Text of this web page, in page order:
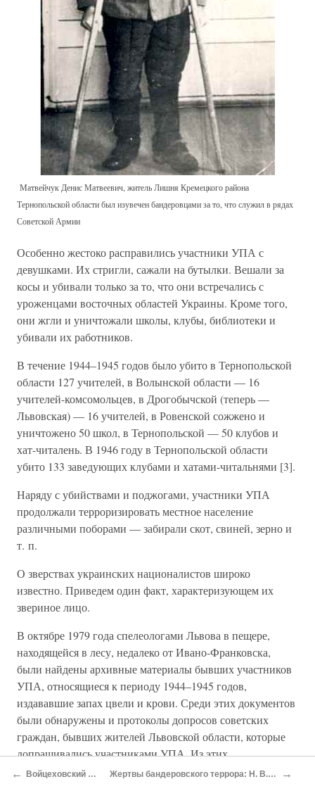
Матвейчук Денис Матвеевич, житель Лишня Кремецкого района
Тернопольской области был изувечен бандеровцами за то, что служил в рядах
Советской Армии
Особенно жестоко расправились участники УПА с
девушками. Их стригли, сажали на бутылки. Вешали за
косы и убивали только за то, что они встречались с
уроженцами восточных областей Украины. Кроме того,
они жгли и уничтожали школы, клубы, библиотеки и
убивали их работников.
В течение 1944–1945 годов было убито в Тернопольской
области 127 учителей, в Волынской области — 16
учителей-комсомольцев, в Дрогобычской (теперь —
Львовская) — 16 учителей, в Ровенской сожжено и
уничтожено 50 школ, в Тернопольской — 50 клубов и
хат-читалень. В 1946 году в Тернопольской области
убито 133 заведующих клубами и хатами-читальнями [3].
Наряду с убийствами и поджогами, участники УПА
продолжали терроризировать местное население
различными поборами — забирали скот, свиней, зерно и
т. п.
О зверствах украинских националистов широко
известно. Приведем один факт, характеризующем их
звериное лицо.
В октябре 1979 года спелеологами Львова в пещере,
находящейся в лесу, недалеко от Ивано-Франковска,
были найдены архивные материалы бывших участников
УПА, относящиеся к периоду 1944–1945 годов,
издававшие запах цвели и крови. Среди этих документов
были обнаружены и протоколы допросов советских
граждан, бывших жителей Львовской области, которые
допрашивались участниками УПА. Из этих
потускневших от времени протоколов допросов видно,
← Войцеховский А. А., Ткаченко Г. С Геноцид против евреев Жертвы бандеровского террора: Н. В. Ватутин, Н. Ф. Кузнецов, Я. А. Галан, К. Сверчевский, Г. М. Костельник, В. И. Масловский →